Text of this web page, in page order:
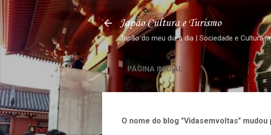
Japão Cultura e Turismo
Japão do meu dia a dia | Sociedade e Cultura
PÁGINA INICIAL
O nome do blog "Vidasemvoltas"